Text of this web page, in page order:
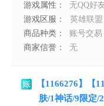
游戏属性：
无QQ好
游戏区服：
英雄联
商品种类：
账号交易
商家信誉：
无
【1166276】【
肤/1神话/9限定/